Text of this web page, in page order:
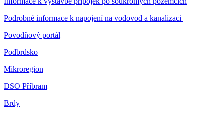
Podrobné informace k napojení na vodovod a kanalizaci
Povodňový portál
Podbrdsko
Mikroregion
DSO Příbram
Brdy